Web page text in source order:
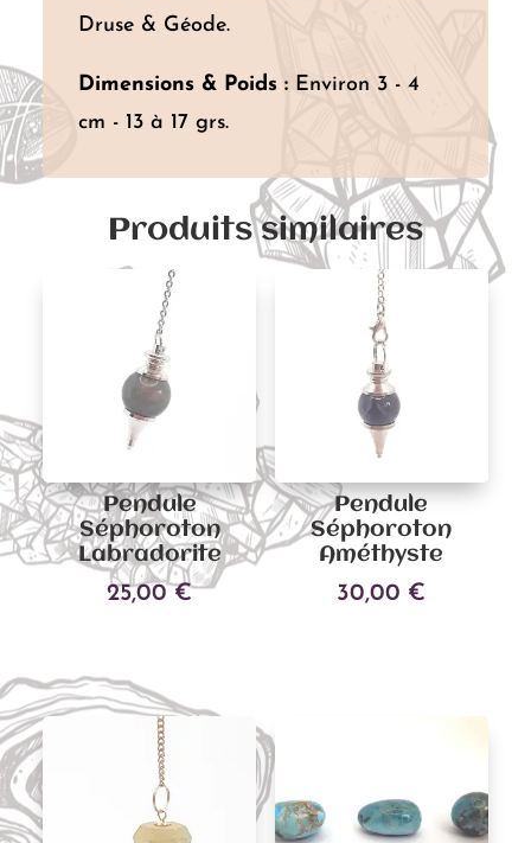
Druse & Géode.
Dimensions & Poids :Environ 3 - 4
cm - 13 à 17 grs.
Produits similaires
Pendule
Séphoroton
Labradorite
25,00€
Pendule
Séphoroton
Améthyste
30,00 €